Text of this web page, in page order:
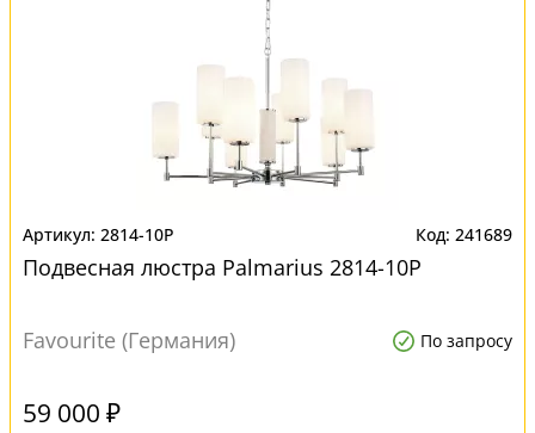
2814-10P 241689
Подвесная люстра Palmarius 2814-10P
Favourite (Германия) По запросу
59 000 ₽